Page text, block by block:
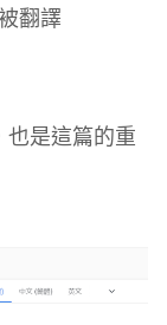
翻譯
也是這篇的重